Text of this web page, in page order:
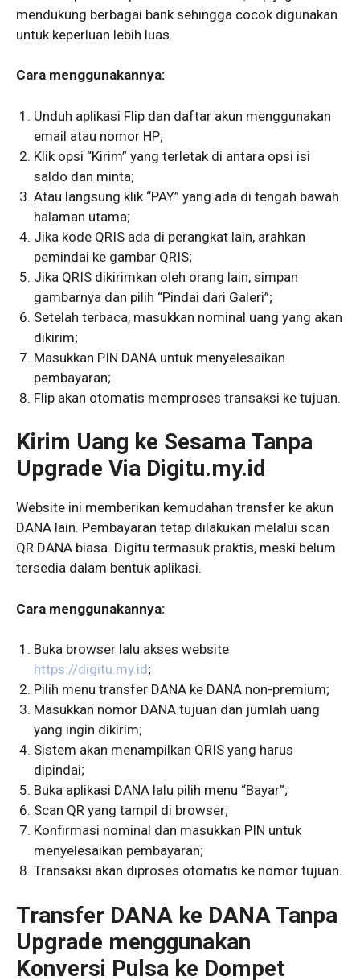
mendukung berbagai bank sehingga cocok digunakan
untuk keperluan lebih luas.
Cara menggunakannya:
Unduh aplikasi Flip dan daftar akun menggunakan
email atau nomor HP;
Klik opsi “Kirim” yang terletak di antara opsi isi
saldo dan minta;
Atau langsung klik “PAY” yang ada di tengah bawah
halaman utama;
Jika kode QRIS ada di perangkat lain, arahkan
pemindai ke gambar QRIS;
Jika QRIS dikirimkan oleh orang lain, simpan
gambarnya dan pilih “Pindai dari Galeri”;
Setelah terbaca, masukkan nominal uang yang akan
dikirim;
Masukkan PIN DANA untuk menyelesaikan
pembayaran;
Flip akan otomatis memproses transaksi ke tujuan.
Kirim Uang ke Sesama Tanpa
Upgrade Via Digitu.my.id
Website ini memberikan kemudahan transfer ke akun
DANA lain. Pembayaran tetap dilakukan melalui scan
QR DANA biasa. Digitu termasuk praktis, meski belum
tersedia dalam bentuk aplikasi.
Cara menggunakannya:
Buka browser lalu akses website
https://digitu.my.id;
Pilih menu transfer DANA ke DANA non-premium;
Masukkan nomor DANA tujuan dan jumlah uang
yang ingin dikirim;
Sistem akan menampilkan QRIS yang harus
dipindai;
Buka aplikasi DANA lalu pilih menu “Bayar”;
Scan QR yang tampil di browser;
Konfirmasi nominal dan masukkan PIN untuk
menyelesaikan pembayaran;
Transaksi akan diproses otomatis ke nomor tujuan.
Transfer DANA ke DANA Tanpa
Upgrade menggunakan
Konversi Pulsa ke Dompet